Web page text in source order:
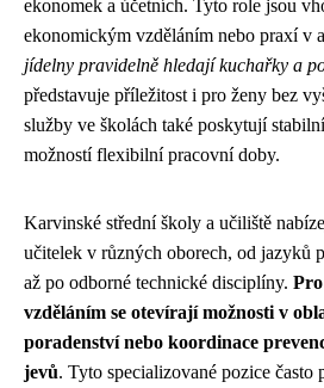
ekonomek a účetních. Tyto role jsou
ekonomickým vzděláním nebo praxí v
jídelny pravidelně hledají kuchařky a
představuje příležitost i pro ženy bez
služby ve školách také poskytují
možností flexibilní pracovní doby.
Karvinské střední školy a učiliště
učitelek v různých oborech, od jazyků
až po odborné technické disciplíny.
vzděláním se otevírají možnosti v
poradenství nebo koordinace
jevů. Tyto specializované pozice